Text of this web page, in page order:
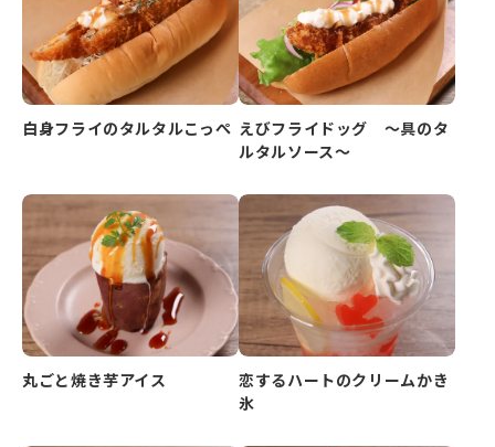
白身フライのタルタルこっぺ えびフライドッグ ～具のタ
ルタルソース～
丸ごと焼き芋アイス
恋するハートのクリームかき
氷